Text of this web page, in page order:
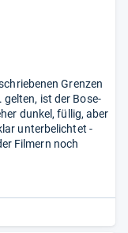
Grenzen
ist der Bose-
dunkel, füllig, aber
unterbelichtet -
Filmern noch